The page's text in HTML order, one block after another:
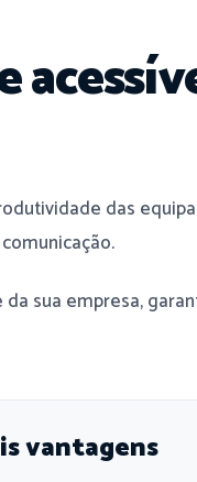
das
sua empresa,
vantagens